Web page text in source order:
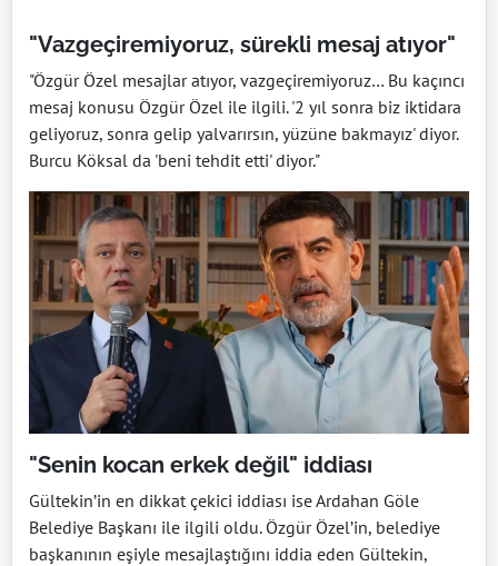
"Vazgeçiremiyoruz, sürekli mesaj atıyor"
"Özgür Özel mesajlar atıyor, vazgeçiremiyoruz… Bu kaçıncı
mesaj konusu Özgür Özel ile ilgili. '2 yıl sonra biz iktidara
geliyoruz, sonra gelip yalvarırsın, yüzüne bakmayız' diyor.
Burcu Köksal da 'beni tehdit etti' diyor."
"Senin kocan erkek değil" iddiası
Gültekin’in en dikkat çekici iddiası ise Ardahan Göle
Belediye Başkanı ile ilgili oldu. Özgür Özel’in, belediye
başkanının eşiyle mesajlaştığını iddia eden Gültekin,